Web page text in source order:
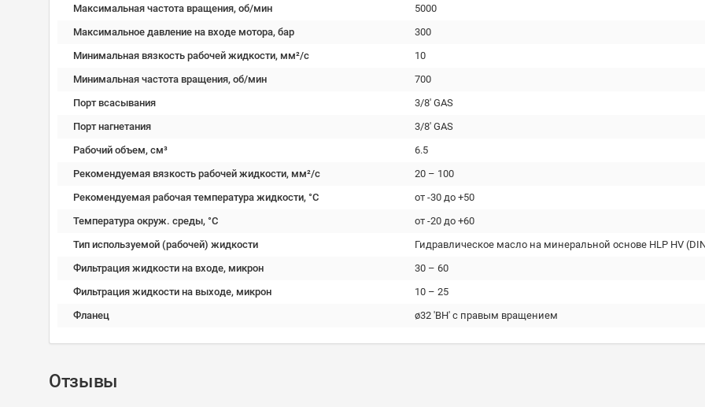
Максимальная частота вращения, об/мин
5000
Максимальное давление на входе мотора, бар
300
Минимальная вязкость рабочей жидкости, мм²/c
10
Минимальная частота вращения, об/мин
700
Порт всасывания
3/8' GAS
Порт нагнетания
3/8' GAS
Рабочий объем, см³
6.5
Рекомендуемая вязкость рабочей жидкости, мм²/с
20 – 100
Рекомендуемая рабочая температура жидкости, °C
от -30 до +50
Температура окруж. среды, °C
от -20 до +60
Тип используемой (рабочей) жидкости
Гидравлическое масло на минеральной основе HLP HV
Фильтрация жидкости на входе, микрон
30 – 60
Фильтрация жидкости на выходе, микрон
10 – 25
Фланец
ø32 'ВН' с правым вращением
Отзывы